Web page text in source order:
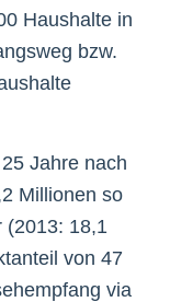
Haushalte in
bzw.
Jahre nach
Millionen so
(2013: 18,1
von 47
via